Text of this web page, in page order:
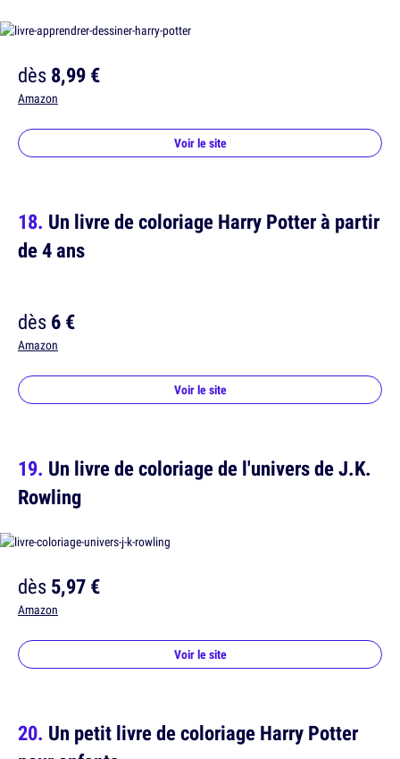
dès8,99 €
Amazon
Voir le site
Un livre de coloriage Harry Potter à partir
de 4 ans
dès6 €
Amazon
Voir le site
Un livre de coloriage de l'univers de J.K.
Rowling
dès5,97 €
Amazon
Voir le site
Un petit livre de coloriage Harry Potter